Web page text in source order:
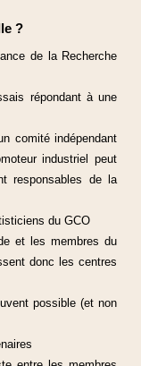
?
de la Recherche
répondant à une
comité indépendant
industriel peut
responsables de la
du GCO
et les membres du
donc les centres
possible (et non